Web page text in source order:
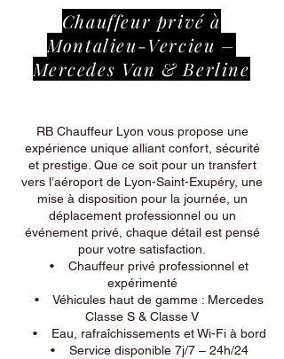
Chauffeur privé à
Montalieu-Vercieu –
Mercedes Van & Berline
RB Chauffeur Lyon vous propose une
expérience unique alliant confort, sécurité
et prestige. Que ce soit pour un transfert
vers l’aéroport de Lyon-Saint-Exupéry, une
mise à disposition pour la journée, un
déplacement professionnel ou un
événement privé, chaque détail est pensé
pour votre satisfaction.
• Chauffeur privé professionnel et
expérimenté
• Véhicules haut de gamme : Mercedes
Classe S & Classe V
• Eau, rafraîchissements et Wi-Fi à bord
• Service disponible 7j/7 – 24h/24